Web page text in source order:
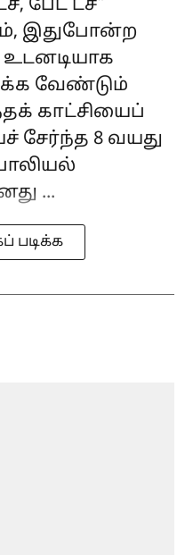
பேட் டச்"
இதுபோன்ற
வேண்டும்
காட்சியைப்
சேர்ந்த 8 வயது
...
படிக்க